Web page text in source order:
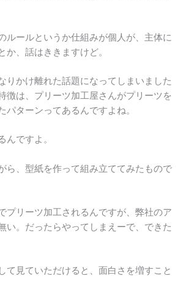
ルールというか仕組みが個人が、主体に
か、話はききますけど。
りかけ離れた話題になってしまいました
徴は、プリーツ加工屋さんがプリーツを
パターンってあるんですよね。
んですよ。
ら、型紙を作って組み立ててみたもので
プリーツ加工されるんですが、弊社のア
い。だったらやってしまえーで、できた
て見ていただけると、面白さを増すこと